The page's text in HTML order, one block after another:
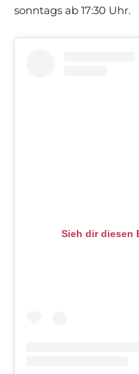
sonntags ab 17:30 Uhr.
Sieh dir diesen